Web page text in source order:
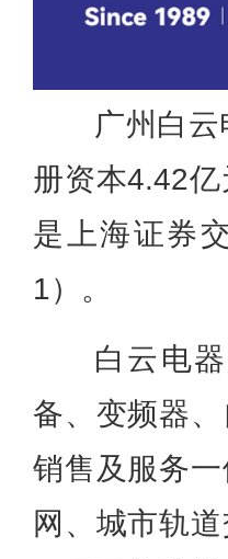
广州白
册资本4.42
是上海证券
1）。
白云电
备、变频器
销售及服务
网、城市轨